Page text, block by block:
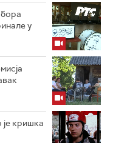
у
кришка